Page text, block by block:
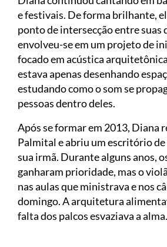
e festivais. De forma brilhante,
ponto de intersecção entre suas
envolveu-se em um projeto de
focado em acústica
estava apenas desenhando
estudando como o som se
pessoas dentro deles.
Após se formar em 2013, Diana
Palmital e abriu um escritório
sua irmã. Durante alguns anos,
ganharam prioridade, mas o
nas aulas que ministrava e nos
domingo. A arquitetura
falta dos palcos esvaziava a alma.